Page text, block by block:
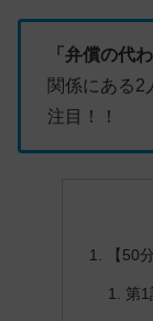
「弁償の代
関係にある2
注目！！
【50
第1